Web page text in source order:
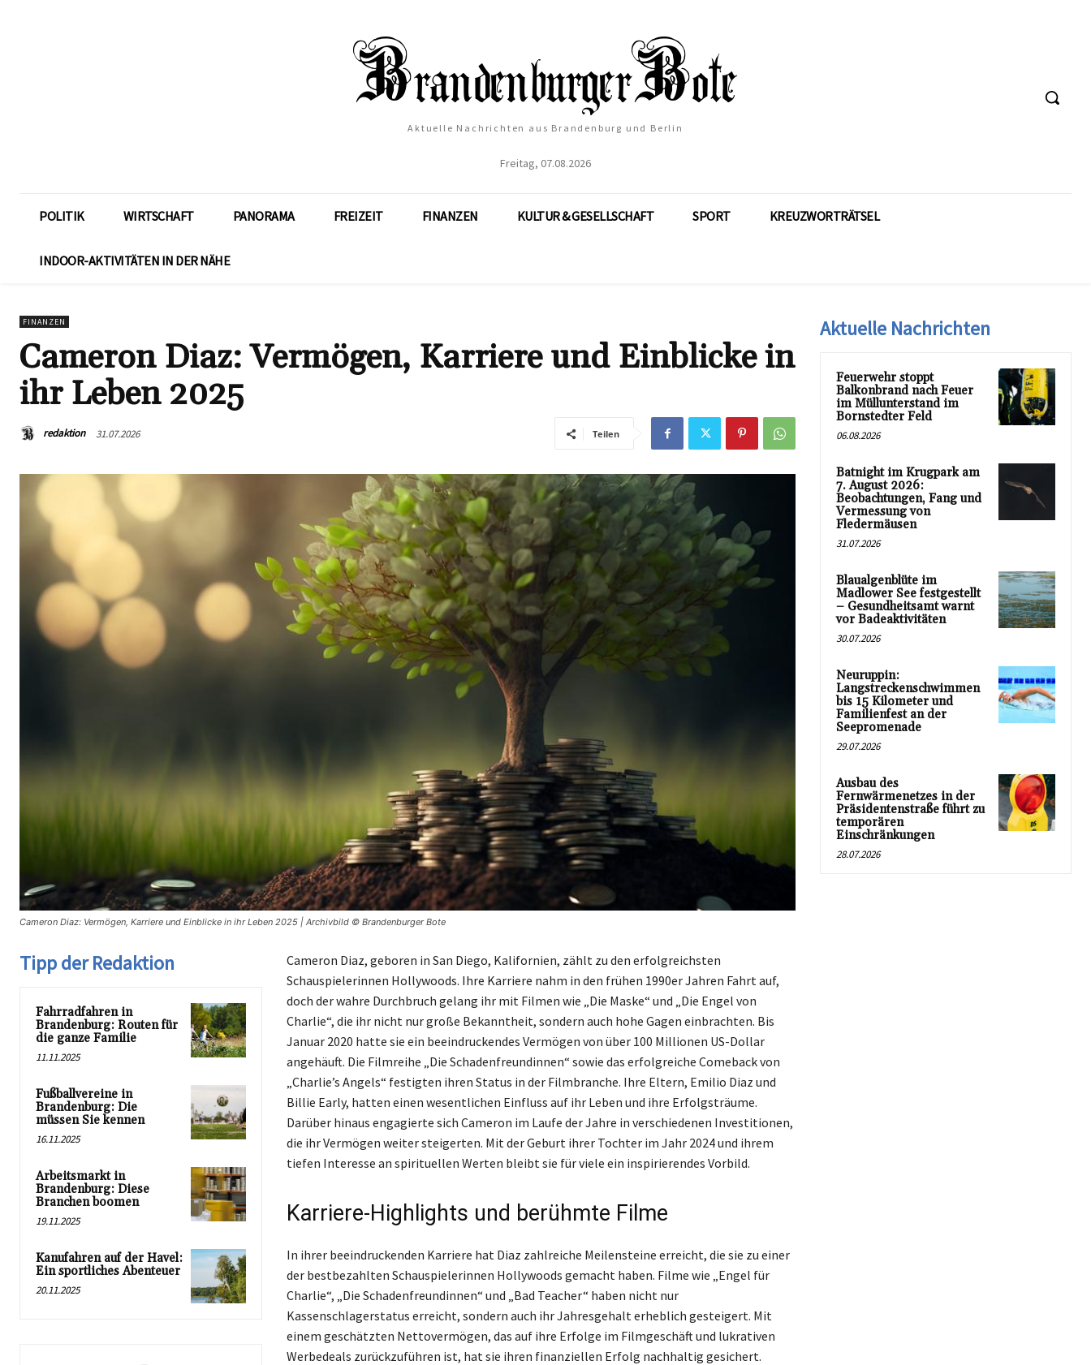
Aktuelle Nachrichten aus Brandenburg und Berlin
Freitag, 07.08.2026
POLITIK WIRTSCHAFT PANORAMA FREIZEIT FINANZEN KULTUR & GESELLSCHAFT SPORT KREUZWORTRÄTSEL
INDOOR-AKTIVITÄTEN IN DER NÄHE
FINANZEN
Cameron Diaz: Vermögen, Karriere und Einblicke in
ihr Leben 2025
redaktion 31.07.2026 Teilen
Cameron Diaz: Vermögen, Karriere und Einblicke in ihr Leben 2025 | Archivbild © Brandenburger Bote
Tipp der Redaktion
Fahrradfahren in
Brandenburg: Routen für
die ganze Familie
11.11.2025
Fußballvereine in
Brandenburg: Die
müssen Sie kennen
16.11.2025
Arbeitsmarkt in
Brandenburg: Diese
Branchen boomen
19.11.2025
Kanufahren auf der Havel:
Ein sportliches Abenteuer
20.11.2025
Cameron Diaz, geboren in San Diego, Kalifornien, zählt zu den erfolgreichsten
Schauspielerinnen Hollywoods. Ihre Karriere nahm in den frühen 1990er Jahren Fahrt auf,
doch der wahre Durchbruch gelang ihr mit Filmen wie „Die Maske“ und „Die Engel von
Charlie“, die ihr nicht nur große Bekanntheit, sondern auch hohe Gagen einbrachten. Bis
Januar 2020 hatte sie ein beeindruckendes Vermögen von über 100 Millionen US-Dollar
angehäuft. Die Filmreihe „Die Schadenfreundinnen“ sowie das erfolgreiche Comeback von
„Charlie’s Angels“ festigten ihren Status in der Filmbranche. Ihre Eltern, Emilio Diaz und
Billie Early, hatten einen wesentlichen Einfluss auf ihr Leben und ihre Erfolgsträume.
Darüber hinaus engagierte sich Cameron im Laufe der Jahre in verschiedenen Investitionen,
die ihr Vermögen weiter steigerten. Mit der Geburt ihrer Tochter im Jahr 2024 und ihrem
tiefen Interesse an spirituellen Werten bleibt sie für viele ein inspirierendes Vorbild.
Karriere-Highlights und berühmte Filme
In ihrer beeindruckenden Karriere hat Diaz zahlreiche Meilensteine erreicht, die sie zu einer
der bestbezahlten Schauspielerinnen Hollywoods gemacht haben. Filme wie „Engel für
Charlie“, „Die Schadenfreundinnen“ und „Bad Teacher“ haben nicht nur
Kassenschlagerstatus erreicht, sondern auch ihr Jahresgehalt erheblich gesteigert. Mit
einem geschätzten Nettovermögen, das auf ihre Erfolge im Filmgeschäft und lukrativen
Werbedeals zurückzuführen ist, hat sie ihren finanziellen Erfolg nachhaltig gesichert.
Aktuelle Nachrichten
Feuerwehr stoppt
Balkonbrand nach Feuer
im Müllunterstand im
Bornstedter Feld
06.08.2026
Batnight im Krugpark am
7. August 2026:
Beobachtungen, Fang und
Vermessung von
Fledermäusen
31.07.2026
Blaualgenblüte im
Madlower See festgestellt
– Gesundheitsamt warnt
vor Badeaktivitäten
30.07.2026
Neuruppin:
Langstreckenschwimmen
bis 15 Kilometer und
Familienfest an der
Seepromenade
29.07.2026
Ausbau des
Fernwärmenetzes in der
Präsidentenstraße führt zu
temporären
Einschränkungen
28.07.2026